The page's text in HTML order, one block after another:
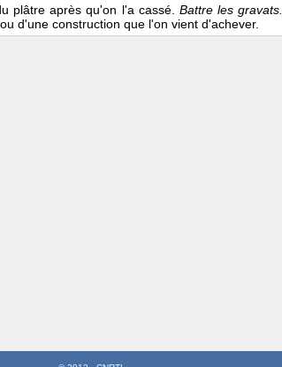
plâtre après qu'on l'a cassé. Battre les gravats.
d'une construction que l'on vient d'achever.